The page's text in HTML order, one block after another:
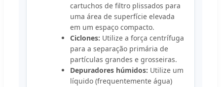
cartuchos de filtro plissados para
uma área de superfície elevada
em um espaço compacto.
Ciclones: Utilize a força centrífuga
para a separação primária de
partículas grandes e grosseiras.
Depuradores húmidos: Utilize um
líquido (frequentemente água)